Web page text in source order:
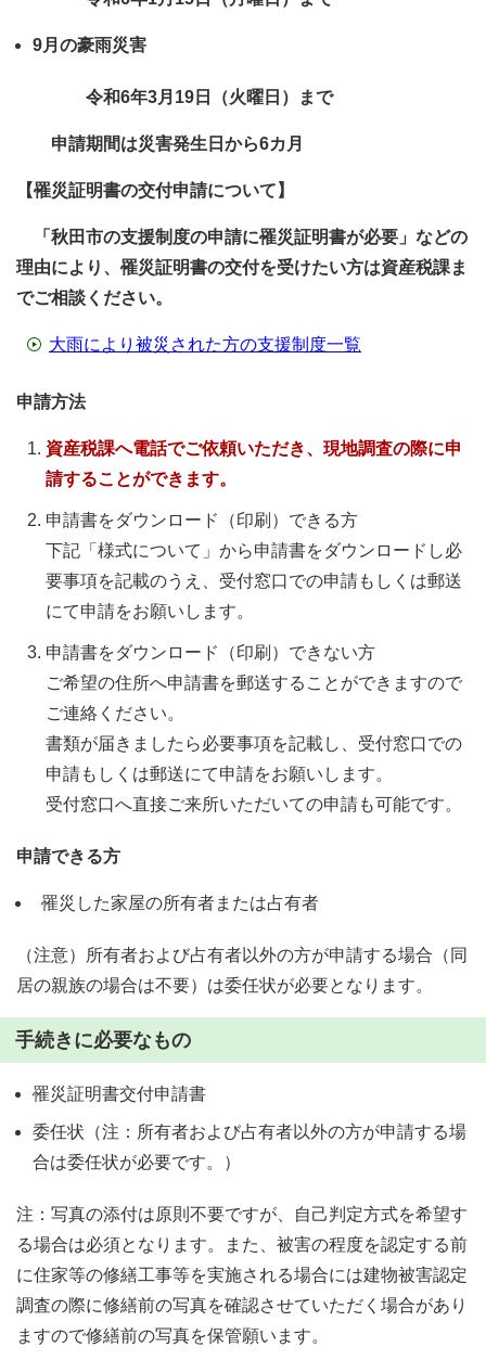
9月の豪雨災害
令和6年3月19日（火曜日）まで
申請期間は災害発生日から6カ月
【罹災証明書の交付申請について】
「秋田市の支援制度の申請に罹災証明書が必要」などの
理由により、罹災証明書の交付を受けたい方は資産税課ま
でご相談ください。
大雨により被災された方の支援制度一覧
申請方法
資産税課へ電話でご依頼いただき、現地調査の際に申
請することができます。
申請書をダウンロード（印刷）できる方
下記「様式について」から申請書をダウンロードし必
要事項を記載のうえ、受付窓口での申請もしくは郵送
にて申請をお願いします。
申請書をダウンロード（印刷）できない方
ご希望の住所へ申請書を郵送することができますので
ご連絡ください。
書類が届きましたら必要事項を記載し、受付窓口での
申請もしくは郵送にて申請をお願いします。
受付窓口へ直接ご来所いただいての申請も可能です。
申請できる方
罹災した家屋の所有者または占有者
（注意）所有者および占有者以外の方が申請する場合（同
居の親族の場合は不要）は委任状が必要となります。
手続きに必要なもの
罹災証明書交付申請書
委任状（注：所有者および占有者以外の方が申請する場
合は委任状が必要です。）
注：写真の添付は原則不要ですが、自己判定方式を希望す
る場合は必須となります。また、被害の程度を認定する前
に住家等の修繕工事等を実施される場合には建物被害認定
調査の際に修繕前の写真を確認させていただく場合があり
ますので修繕前の写真を保管願います。